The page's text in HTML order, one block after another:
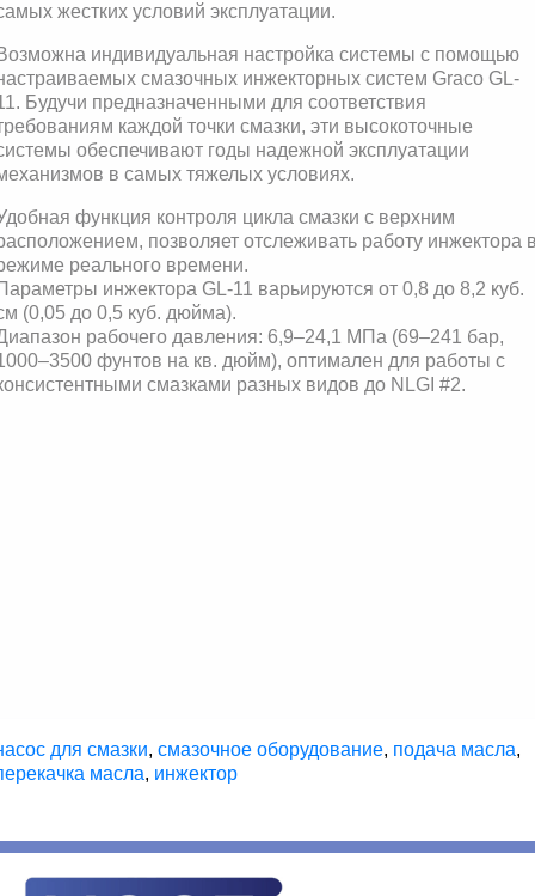
жестких условий эксплуатации.
индивидуальная настройка системы с помощью
смазочных инжекторных систем Graco GL-
Будучи предназначенными для соответствия
каждой точки смазки, эти высокоточные
обеспечивают годы надежной эксплуатации
в самых тяжелых условиях.
функция контроля цикла смазки с верхним
позволяет отслеживать работу инжектора
реального времени.
инжектора GL-11 варьируются от 0,8 до 8,2 куб.
(0,05 до 0,5 куб. дюйма).
рабочего давления: 6,9–24,1 МПа (69–241 бар,
фунтов на кв. дюйм), оптимален для работы с
смазками разных видов до NLGI #2.
для смазки, смазочное оборудование, подача масла,
масла, инжектор